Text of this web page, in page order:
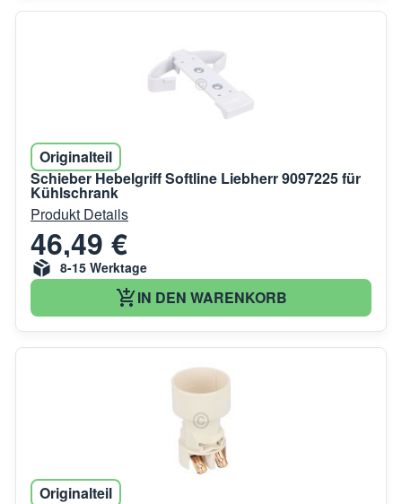
Originalteil
Schieber Hebelgriff Softline Liebherr 9097225 für
Kühlschrank
Produkt Details
46,49 €
8-15 Werktage
IN DEN WARENKORB
Originalteil